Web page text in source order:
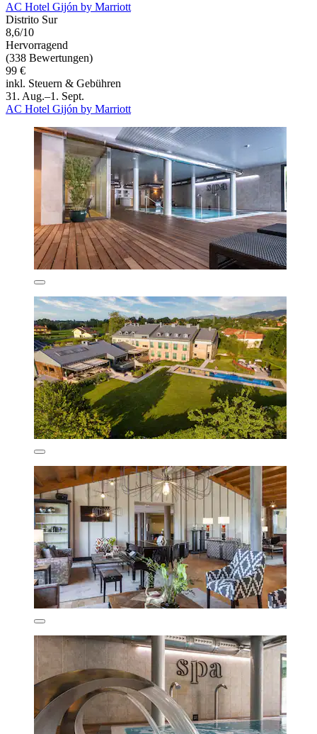
AC Hotel Gijón by Marriott
Distrito Sur
8,6/10
Hervorragend
(338 Bewertungen)
99 €
inkl. Steuern & Gebühren
31. Aug.–1. Sept.
AC Hotel Gijón by Marriott